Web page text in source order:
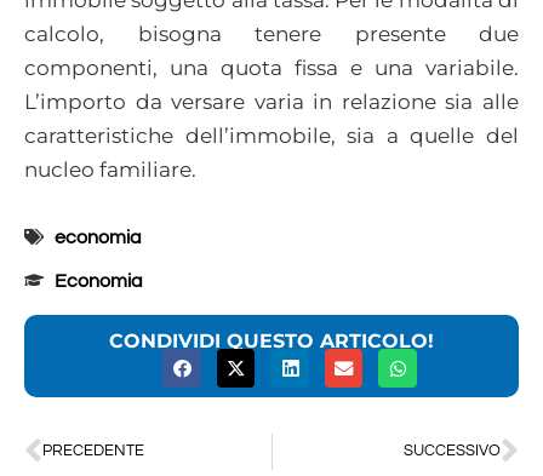
calcolo, bisogna tenere presente due
componenti, una quota fissa e una variabile.
L’importo da versare varia in relazione sia alle
caratteristiche dell’immobile, sia a quelle del
nucleo familiare.
economia
Economia
CONDIVIDI QUESTO ARTICOLO!
PRECEDENTE SUCCESSIVO